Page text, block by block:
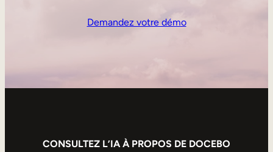
Demandez votre démo
CONSULTEZ L’IA À PROPOS DE DOCEBO